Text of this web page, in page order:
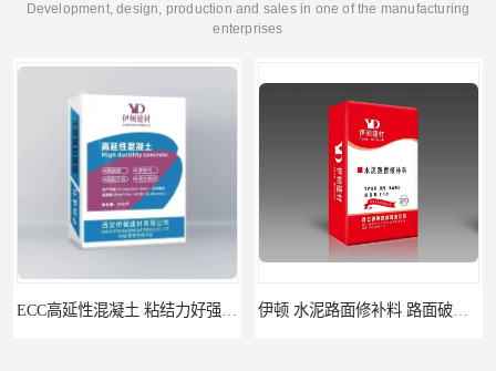
Development, design, production and sales in one of the manufacturing
enterprises
ECC高延性混凝土 粘结力好强度高 可弯曲抗震不开裂 伊顿 水泥路面修补料 路面破损起皮快速修补 2小时通车